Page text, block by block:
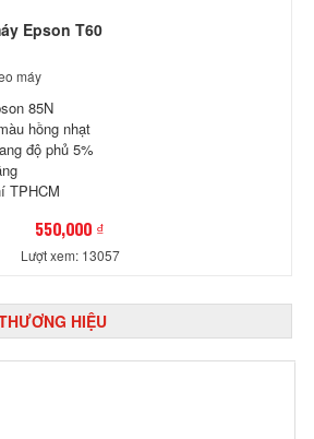
Epson T60
máy
85N
hồng nhạt
độ phủ 5%
TPHCM
550,000 ₫
Lượt xem: 13057
HIỆU